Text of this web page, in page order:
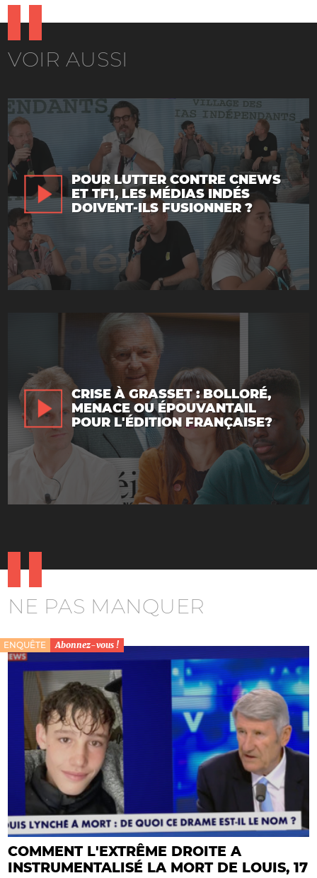
VOIR AUSSI
POUR LUTTER CONTRE CNEWS
ET TF1, LES MÉDIAS INDÉS
DOIVENT-ILS FUSIONNER ?
CRISE À GRASSET : BOLLORÉ,
MENACE OU ÉPOUVANTAIL
POUR L'ÉDITION FRANÇAISE?
NE PAS MANQUER
ENQUÊTE Abonnez-vous !
COMMENT L'EXTRÊME DROITE A
INSTRUMENTALISÉ LA MORT DE LOUIS, 17